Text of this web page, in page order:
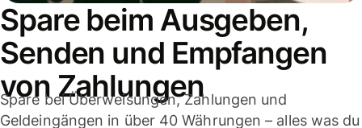
Spare beim Ausgeben,
Senden und Empfangen
von Zahlungen
Spare bei Überweisungen, Zahlungen und
Geldeingängen in über 40 Währungen – alles was du